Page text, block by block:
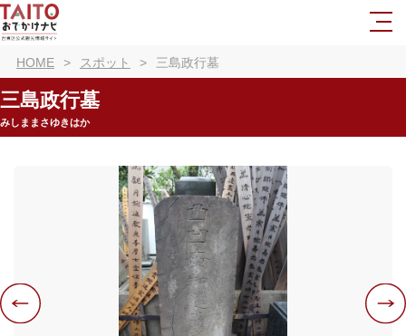
HOME スポット 三島政行墓
三島政行墓
みしままさゆきはか